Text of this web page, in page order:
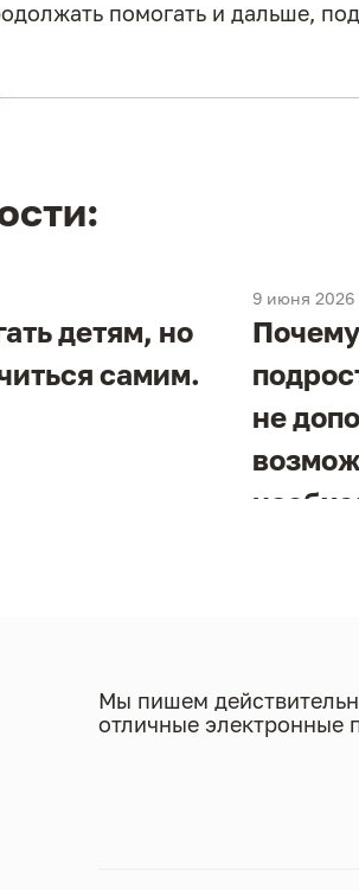
помогать и дальше,
детям, но
самим.
9 июня 2026
не
Мы пишем
отличные электронные